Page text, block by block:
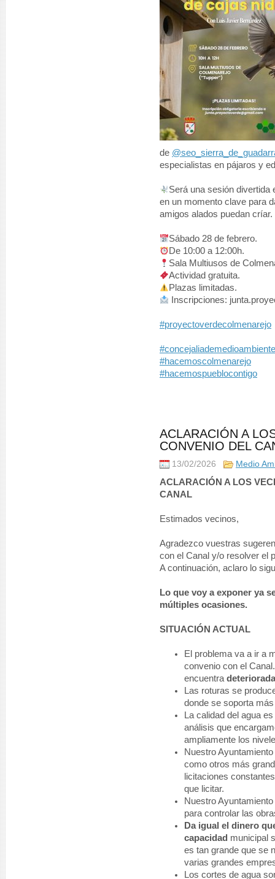
de
especialistas en pájaros y
Será una sesión divertida
en un momento clave para
amigos alados puedan críar.
Sábado 28 de febrero.
De 10:00 a 12:00h.
Sala Multiusos de
Actividad gratuita.
Plazas limitadas.
Inscripciones:
#proyectoverdecolmenarejo
#concejaliademedioambiente
#hacemoscolmenarejo
#hacemospueblocontigo
ACLARACIÓN A
CONVENIO DEL
13/02/2026 Medio
ACLARACIÓN A LOS
CANAL
Estimados vecinos,
Agradezco vuestras
con el Canal y/o resolver el
A continuación, aclaro lo
Lo que voy a exponer ya
múltiples ocasiones.
SITUACIÓN ACTUAL
El problema va a ir a
convenio con el
encuentra
Las roturas se
donde se soporta
La calidad del agua
análisis que
ampliamente los
Nuestro Ayuntamiento
como otros más
licitaciones
que licitar.
Nuestro Ayuntamiento
para controlar las
Da igual el dinero
capacidad municipal
es tan grande que se
varias grandes
Los cortes de agua